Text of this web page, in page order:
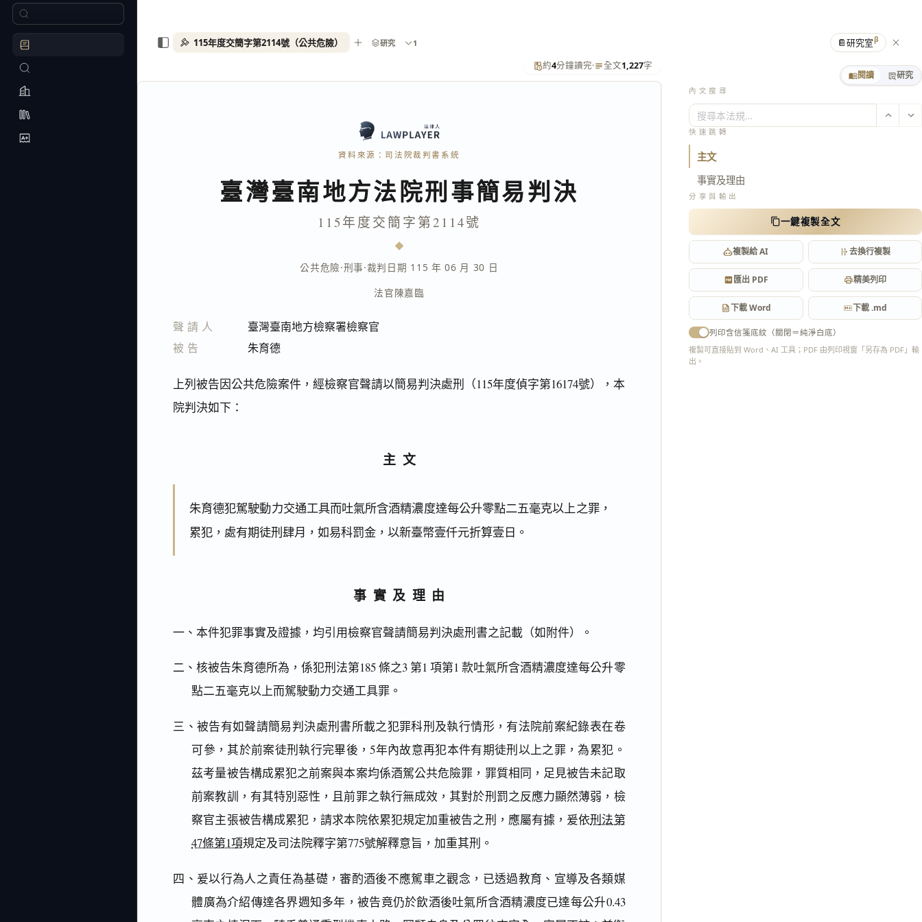
約4分鐘讀完· 全文1,227字
資料來源：司法院裁判書系統
臺灣臺南地方法院刑事簡易判決
115年度交簡字第2114號
公共危險·刑事·裁判日期 115 年 06 月 30 日
法官陳嘉臨
聲請人
臺灣臺南地方檢察署檢察官
被告
朱育德
上列被告因公共危險案件，經檢察官聲請以簡易判決處刑（115年度偵字第16174號），本
院判決如下：
主文
朱育德犯駕駛動力交通工具而吐氣所含酒精濃度達每公升零點二五毫克以上之罪，
累犯，處有期徒刑肆月，如易科罰金，以新臺幣壹仟元折算壹日。
事實及理由
一、本件犯罪事實及證據，均引用檢察官聲請簡易判決處刑書之記載（如附件）。
二、核被告朱育德所為，係犯刑法第185 條之3 第1 項第1 款吐氣所含酒精濃度達每公升零
點二五毫克以上而駕駛動力交通工具罪。
三、被告有如聲請簡易判決處刑書所載之犯罪科刑及執行情形，有法院前案紀錄表在卷
可參，其於前案徒刑執行完畢後，5年內故意再犯本件有期徒刑以上之罪，為累犯。
茲考量被告構成累犯之前案與本案均係酒駕公共危險罪，罪質相同，足見被告未記取
前案教訓，有其特別惡性，且前罪之執行無成效，其對於刑罰之反應力顯然薄弱，檢
察官主張被告構成累犯，請求本院依累犯規定加重被告之刑，應屬有據，爰依刑法第
47條第1項規定及司法院釋字第775號解釋意旨，加重其刑。
四、爰以行為人之責任為基礎，審酌酒後不應駕車之觀念，已透過教育、宣導及各類媒
體廣為介紹傳達各界週知多年，被告竟仍於飲酒後吐氣所含酒精濃度已達每公升0.43
閱讀 研究
內文搜尋
搜尋本法規…
快速跳轉
主文
事實及理由
分享與輸出
一鍵複製全文
複製給 AI 去換行複製
匯出 PDF 精美列印
下載 Word 下載 .md
列印含信箋底紋（關閉＝純淨白底）
複製可直接貼到 Word、AI 工具；PDF 由列印視窗「另存為 PDF」輸
出。
115年度交簡字第2114號（公共危險） 研究 1 📔研究室β